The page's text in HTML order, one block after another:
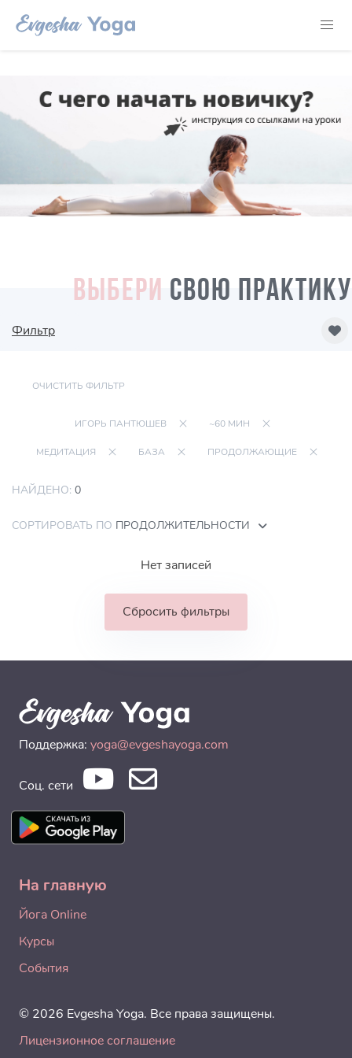
ВЫБЕРИ СВОЮ ПРАКТИКУ
Фильтр
ОЧИСТИТЬ ФИЛЬТР
ИГОРЬ ПАНТЮШЕВ ~60 МИН
МЕДИТАЦИЯ БАЗА ПРОДОЛЖАЮЩИЕ
НАЙДЕНО: 0
СОРТИРОВАТЬ ПО ПРОДОЛЖИТЕЛЬНОСТИ
Нет записей
Сбросить фильтры
Поддержка: yoga@evgeshayoga.com
Соц. сети
На главную
Йога Online
Курсы
События
© 2026 Evgesha Yoga. Все права защищены.
Лицензионное соглашение